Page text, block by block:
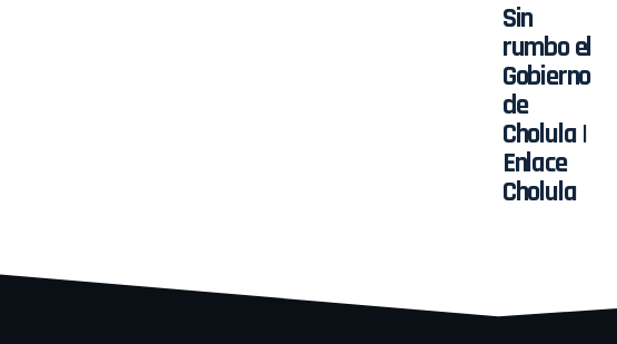
Sin
rumbo el
Gobierno
de
Cholula |
Enlace
Cholula